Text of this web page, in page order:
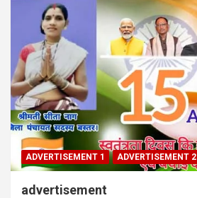
ADVERTISEMENT 1 ADVERTISEMENT 2
advertisement